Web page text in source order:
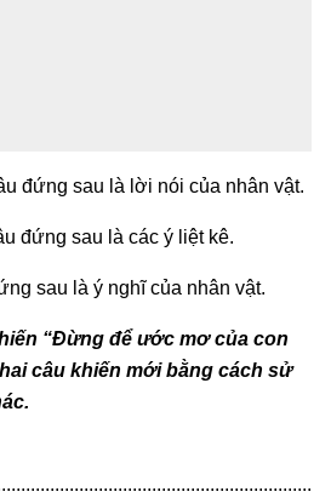
đứng sau là lời nói của nhân vật.
đứng sau là các ý liệt kê.
sau là ý nghĩ của nhân vật.
“Đừng để ước mơ của con
câu khiến mới bằng cách sử